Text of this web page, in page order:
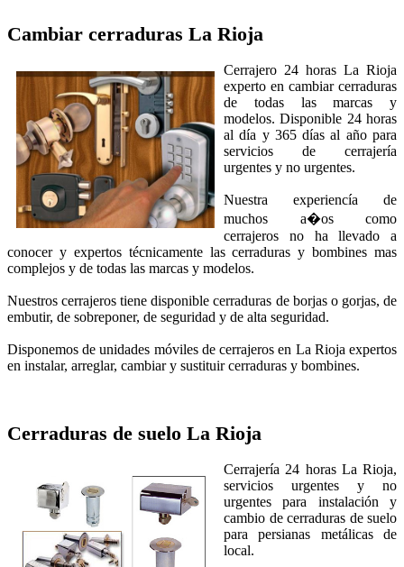
Cambiar cerraduras La Rioja
Cerrajero 24 horas La Rioja
experto en cambiar cerraduras
de todas las marcas y
modelos. Disponible 24 horas
al día y 365 días al año para
servicios de cerrajería
urgentes y no urgentes.
Nuestra experiencía de
muchos a�os como
cerrajeros no ha llevado a
conocer y expertos técnicamente las cerraduras y bombines mas
complejos y de todas las marcas y modelos.
Nuestros cerrajeros tiene disponible cerraduras de borjas o gorjas, de
embutir, de sobreponer, de seguridad y de alta seguridad.
Disponemos de unidades móviles de cerrajeros en La Rioja expertos
en instalar, arreglar, cambiar y sustituir cerraduras y bombines.
Cerraduras de suelo La Rioja
Cerrajería 24 horas La Rioja,
servicios urgentes y no
urgentes para instalación y
cambio de cerraduras de suelo
para persianas metálicas de
local.